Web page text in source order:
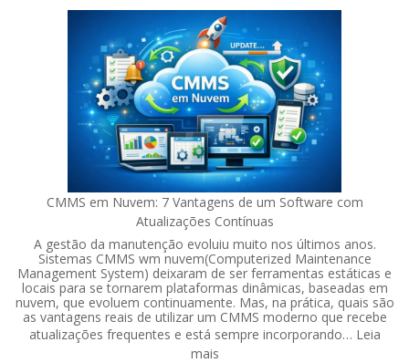
CMMS em Nuvem: 7 Vantagens de um Software com
Atualizações Contínuas
A gestão da manutenção evoluiu muito nos últimos anos.
Sistemas CMMS wm nuvem(Computerized Maintenance
Management System) deixaram de ser ferramentas estáticas e
locais para se tornarem plataformas dinâmicas, baseadas em
nuvem, que evoluem continuamente. Mas, na prática, quais são
as vantagens reais de utilizar um CMMS moderno que recebe
atualizações frequentes e está sempre incorporando… Leia
mais: